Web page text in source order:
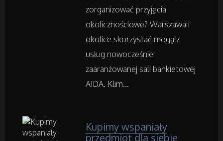
Salony, Komisy
Materiały Promocyjne
Agencje Reklamowe
Inne Agencje
zorganizować przyjęcia
okolicznościowe? Warszawa i
okolice skorzystać mogą z
usług nowocześnie
zaaranżowanej sali bankietowej
AIDA. Klim...
Kupimy wspaniały
przedmiot dla siebie